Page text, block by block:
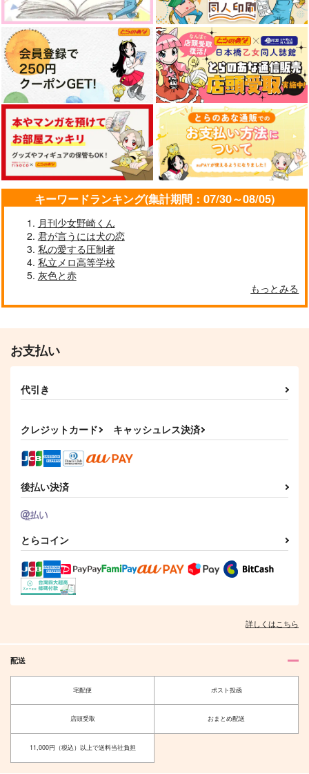
うたうたいのうた伍
A.C.PAPA's
944円（税込）
佐野万次郎×花垣武道
サンプル
作品詳細
サンプル
作品詳細
サンプル
作品詳細
サンプル
作品詳細
(CD)THE IDOLM@ST
ER MILLION LIVE! S
PECIAL SOLO RECO
RDS 如月千早
3,300 円（税込）
サンプル
作品詳細
(CD)THE IDOLM@ST
ER MILLION LIVE! S
PECIAL SOLO RECO
RDS 横山奈緒
3,300
作品詳細
サンプル
作品詳細
(CD)THE IDOLM@ST
PECIAL SOLO RECO
アート
3,300
サンプル
作品詳細
サンプル
作品詳細
(CD)THE IDOLM@ST
サンプル
作品詳細
(CD)THE IDOLM@ST
ER MILLION LIVE! S
(CD)THE IDOLM@ST
ER MILLION LIVE! S
ER MILLION LIVE! S
キーワードランキング(集計期間：07/30～08/05)
月刊少女野崎くん
君が言うには犬の恋
私の愛する圧制者
私立メロ高等学校
灰色と赤
もっとみる
お支払い
代引き
クレジットカード キャッシュレス決済
後払い決済
とらコイン
詳しくはこちら
配送
宅配便 ポスト投函
店頭受取 おまとめ配送
11,000円（税込）以上で送料当社負担